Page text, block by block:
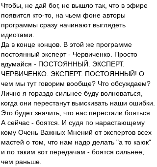
Чтобы, не дай бог, не вышло так, что в эфире
появится кто-то, на чьем фоне авторы
программы сразу начинают выглядеть
идиотами.
Да в конце концов. В этой же программе
постоянный эксперт - Червиченко. Просто
вдумайся - ПОСТОЯННЫЙ. ЭКСПЕРТ.
ЧЕРВИЧЕНКО. ЭКСПЕРТ. ПОСТОЯННЫЙ! О
чем мы тут говорим вообще? Что обсуждаем?
Лично я гораздо сильнее буду волноваться,
когда они перестанут выискивать наши ошибки.
Это будет значить, что нас перестали бояться.
А сейчас - боятся. И судя по нарастающему
кому Очень Важных Мнений от экспертов всех
мастей о том, что нам надо делать "а то каюк"
и по таким вот передачам - боятся сильнее,
чем раньше.